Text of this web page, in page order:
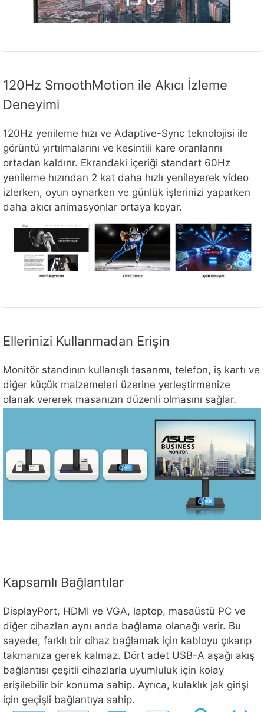
120Hz SmoothMotion ile Akıcı İzleme
Deneyimi
120Hz yenileme hızı ve Adaptive-Sync teknolojisi ile
görüntü yırtılmalarını ve kesintili kare oranlarını
ortadan kaldırır. Ekrandaki içeriği standart 60Hz
yenileme hızından 2 kat daha hızlı yenileyerek video
izlerken, oyun oynarken ve günlük işlerinizi yaparken
daha akıcı animasyonlar ortaya koyar.
Ellerinizi Kullanmadan Erişin
Monitör standının kullanışlı tasarımı, telefon, iş kartı ve
diğer küçük malzemeleri üzerine yerleştirmenize
olanak vererek masanızın düzenli olmasını sağlar.
Kapsamlı Bağlantılar
DisplayPort, HDMI ve VGA, laptop, masaüstü PC ve
diğer cihazları aynı anda bağlama olanağı verir. Bu
sayede, farklı bir cihaz bağlamak için kabloyu çıkarıp
takmanıza gerek kalmaz. Dört adet USB-A aşağı akış
bağlantısı çeşitli cihazlarla uyumluluk için kolay
erişilebilir bir konuma sahip. Ayrıca, kulaklık jak girişi
için geçişli bağlantıya sahip.